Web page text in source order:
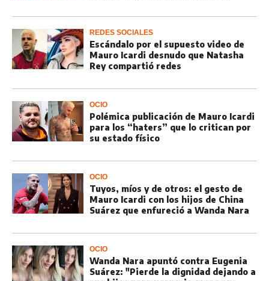
REDES SOCIALES
Escándalo por el supuesto video de
Mauro Icardi desnudo que Natasha
Rey compartió redes
OCIO
Polémica publicación de Mauro Icardi
para los “haters” que lo critican por
su estado físico
OCIO
Tuyos, míos y de otros: el gesto de
Mauro Icardi con los hijos de China
Suárez que enfureció a Wanda Nara
OCIO
Wanda Nara apuntó contra Eugenia
Suárez: "Pierde la dignidad dejando a